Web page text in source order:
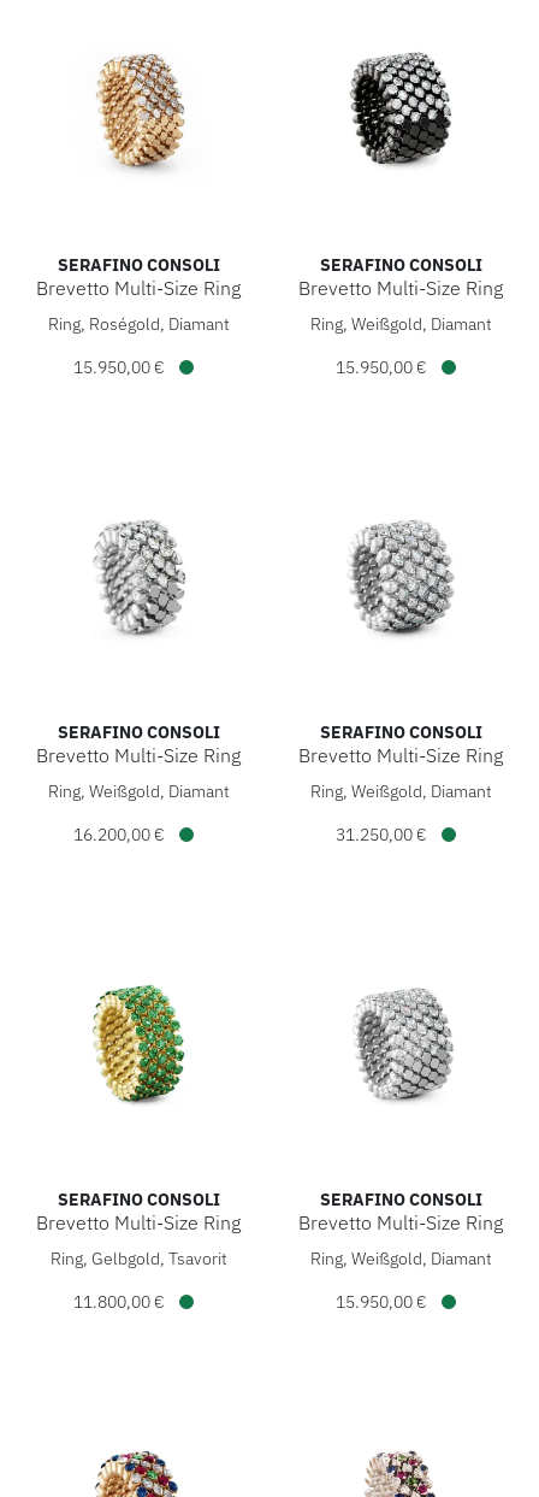
SERAFINO CONSOLI
Brevetto Multi-Size Ring
Serafino Consoli Brevetto Multi-Size Ring, Ref: RMS 7H2
Ring, Roségold, Diamant
15.950,00 €
SERAFINO CONSOLI
Brevetto Multi-Size Ring
Serafino Consoli Brevetto
Ring, Weißgold, Diamant
15.950,00 €
SERAFINO CONSOLI
Brevetto Multi-Size Ring
Serafino Consoli Brevetto Multi-Size Ring, Ref: RMS 5H4
Ring, Weißgold, Diamant
16.200,00 €
SERAFINO CONSOLI
Brevetto Multi-Size Ring
Serafino Consoli Brevetto
Ring, Weißgold, Diamant
31.250,00 €
SERAFINO CONSOLI
Brevetto Multi-Size Ring
Serafino Consoli Brevetto Multi-Size Ring, Ref: RMS 5F2
Ring, Gelbgold, Tsavorit
11.800,00 €
SERAFINO CONSOLI
Brevetto Multi-Size Ring
Serafino Consoli Brevetto
Ring, Weißgold, Diamant
15.950,00 €